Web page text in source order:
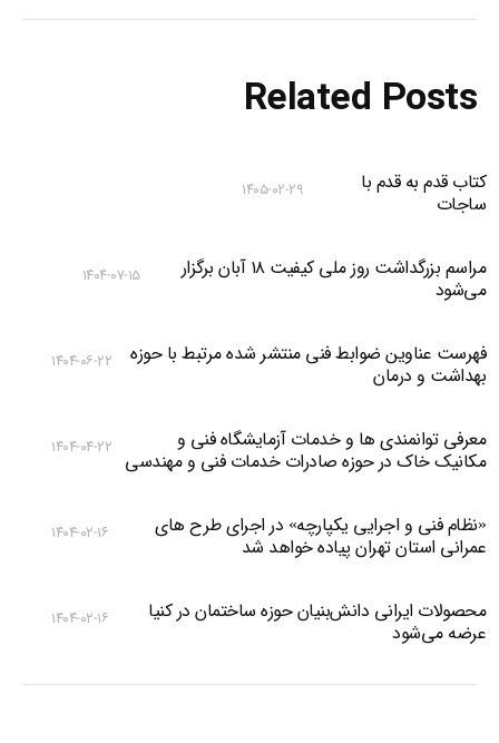
Related Posts
کتاب قدم به قدم با
ساجات
۱۴۰۵-۰۲-۲۹
مراسم بزرگداشت روز ملی کیفیت ۱۸ آبان برگزار
می‌شود
۱۴۰۴-۰۷-۱۵
فهرست عناوین ضوابط فنی منتشر شده مرتبط با حوزه
بهداشت و درمان
۱۴۰۴-۰۶-۲۲
معرفی توانمندی ها و خدمات آزمایشگاه فنی و
مکانیک خاک در حوزه صادرات خدمات فنی و مهندسی
۱۴۰۴-۰۴-۲۲
«نظام فنی و اجرایی یکپارچه» در اجرای طرح های
عمرانی استان تهران پیاده خواهد شد
۱۴۰۴-۰۲-۱۶
محصولات ایرانی دانش‌بنیان‌ حوزه ساختمان در کنیا
عرضه می‌شود
۱۴۰۴-۰۲-۱۶